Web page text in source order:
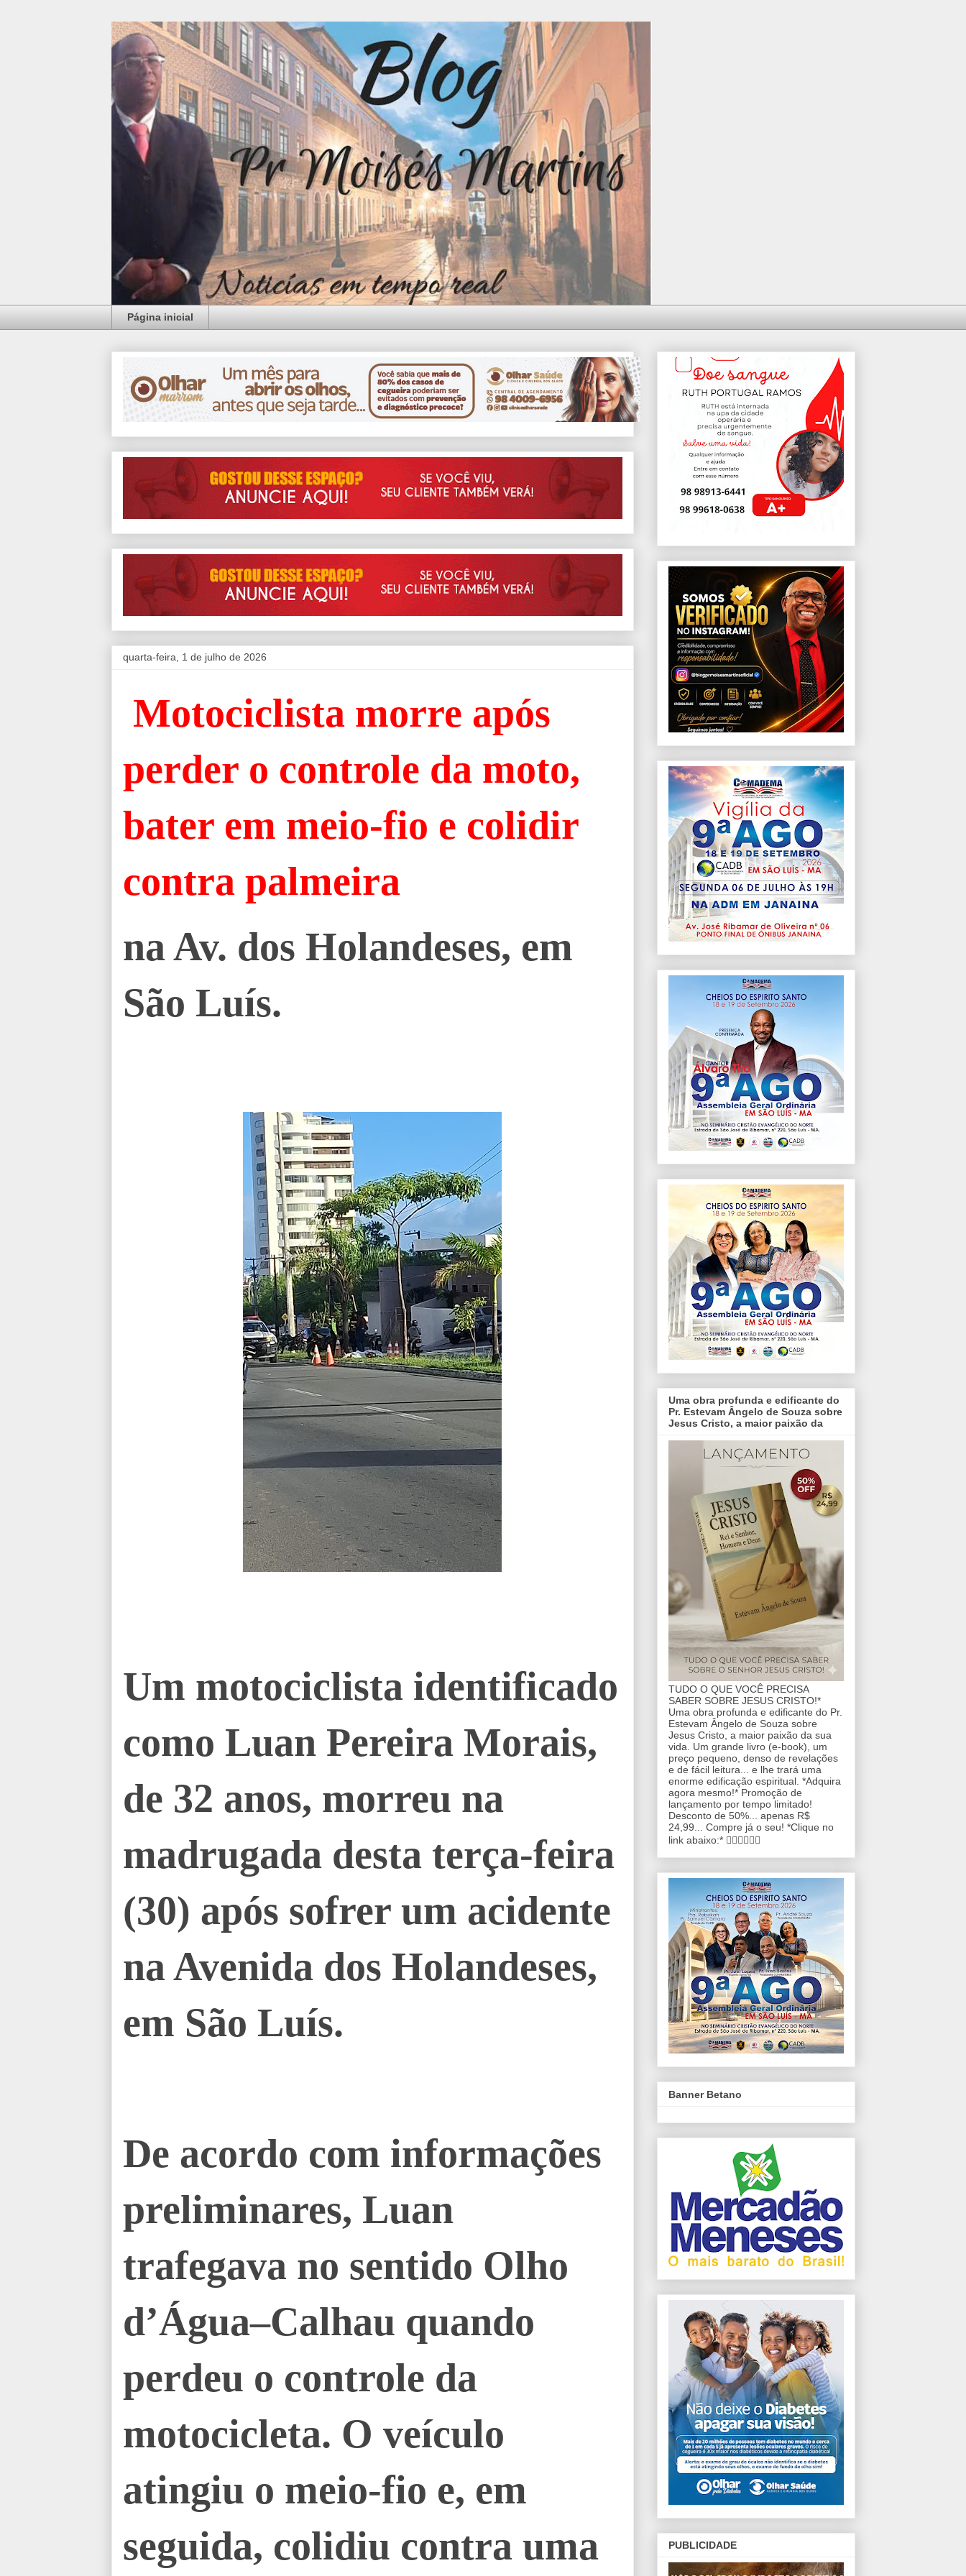
Página inicial
quarta-feira, 1 de julho de 2026
Motociclista morre após
perder o controle da moto,
bater em meio-fio e colidir
contra palmeira
na Av. dos Holandeses, em
São Luís.
Um motociclista identificado
como Luan Pereira Morais,
de 32 anos, morreu na
madrugada desta terça-feira
(30) após sofrer um acidente
na Avenida dos Holandeses,
em São Luís.
De acordo com informações
preliminares, Luan
trafegava no sentido Olho
d’Água–Calhau quando
perdeu o controle da
motocicleta. O veículo
atingiu o meio-fio e, em
seguida, colidiu contra uma
Uma obra profunda e edificante do
Pr. Estevam Ângelo de Souza sobre
Jesus Cristo, a maior paixão da
TUDO O QUE VOCÊ PRECISA
SABER SOBRE JESUS CRISTO!*
Uma obra profunda e edificante do Pr.
Estevam Ângelo de Souza sobre
Jesus Cristo, a maior paixão da sua
vida. Um grande livro (e-book), um
preço pequeno, denso de revelações
e de fácil leitura... e lhe trará uma
enorme edificação espiritual. *Adquira
agora mesmo!* Promoção de
lançamento por tempo limitado!
Desconto de 50%... apenas R$
24,99... Compre já o seu! *Clique no
link abaixo:* 👇🏼👇🏼👇🏼
Banner Betano
PUBLICIDADE